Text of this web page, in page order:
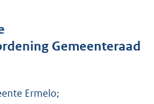
o
e
Gemeenteraad
Ermelo;